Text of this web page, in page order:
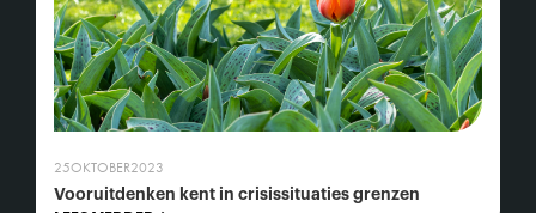
25OKTOBER2023
Vooruitdenken kent in crisissituaties grenzen